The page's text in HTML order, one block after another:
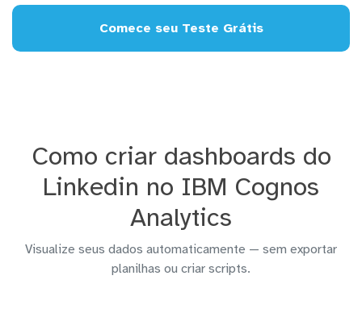
Comece seu Teste Grátis
Como criar dashboards do
Linkedin no IBM Cognos
Analytics
Visualize seus dados automaticamente — sem exportar
planilhas ou criar scripts.